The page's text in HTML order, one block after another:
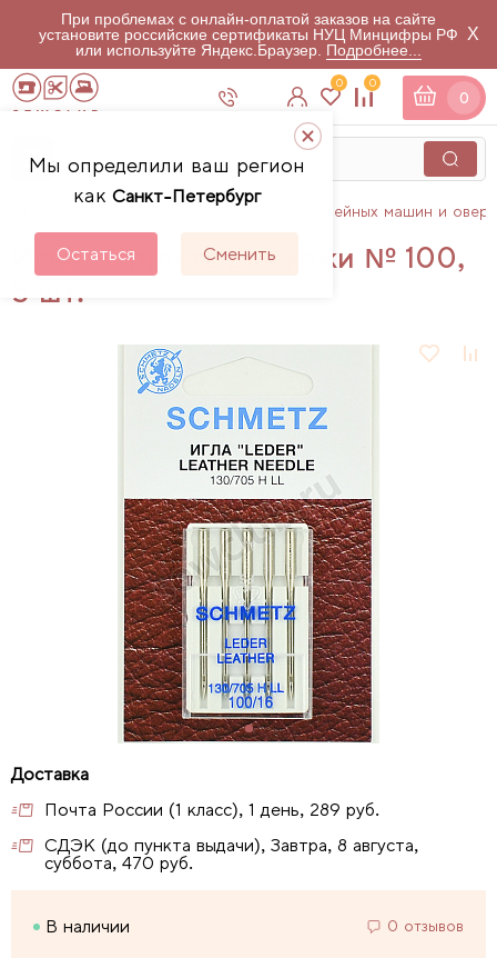
При проблемах с онлайн-оплатой заказов на сайте
установите российские сертификаты НУЦ Минцифры РФ
или используйте Яндекс.Браузер. Подробнее...
X
Мы определили ваш регион
как Санкт-Петербург
Остаться Сменить
0 0
0
Аксессуары для швейных машин и
Иглы Schmetz для кожи № 100,
5 шт.
Почта России (1 класс), 1 день, 289 руб.
СДЭК (до пункта выдачи), Завтра, 8 августа,
суббота, 470 руб.
В наличии 0 отзывов